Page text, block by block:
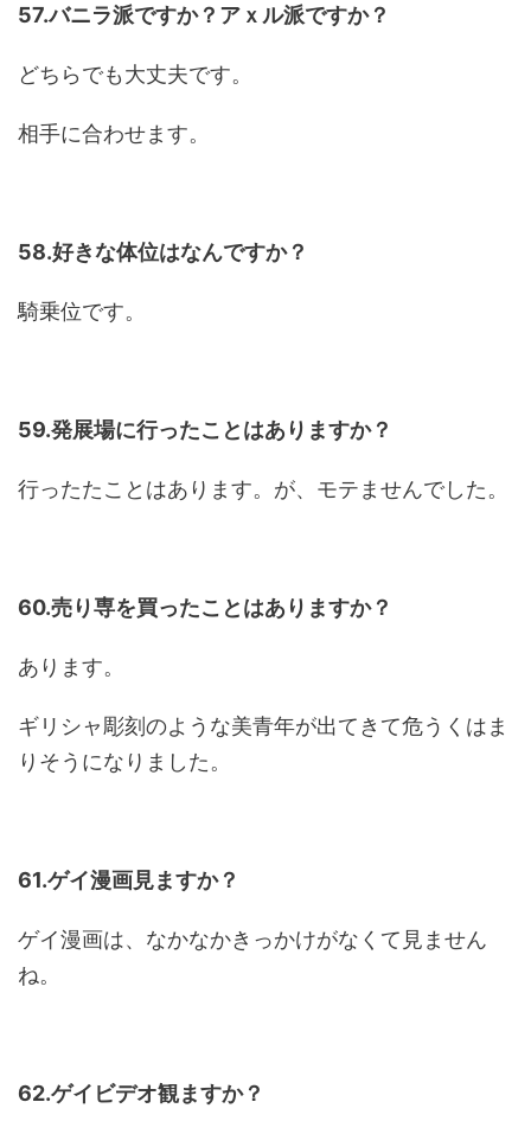
57.バニラ派ですか？アｘル派ですか？
どちらでも大丈夫です。
相手に合わせます。
58.好きな体位はなんですか？
騎乗位です。
59.発展場に行ったことはありますか？
行ったたことはあります。が、モテませんでした。
60.売り専を買ったことはありますか？
あります。
ギリシャ彫刻のような美青年が出てきて危うくはま
りそうになりました。
61.ゲイ漫画見ますか？
ゲイ漫画は、なかなかきっかけがなくて見ません
ね。
62.ゲイビデオ観ますか？